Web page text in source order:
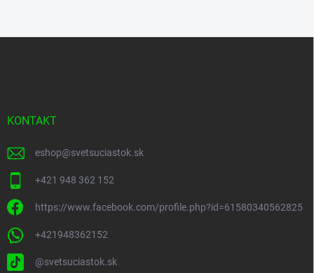
KONTAKT
eshop@svetsuciastok.sk
+421 948 362 152
https://www.facebook.com/profile.php?id=61580340562825
+421948362152
@svetsuciastok.sk